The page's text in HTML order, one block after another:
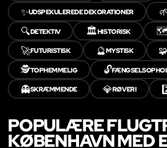
✨UDSPEKULEREDE DEKORATIONER
🔍DETEKTIV 🏛️HISTORISK
🚀FUTURISTISK 🔮MYSTISK
🕵️TOPHEMMELIG 🔓
👻SKRÆMMENDE 💎RØVERI
POPULÆRE
KØBENHAVN MED